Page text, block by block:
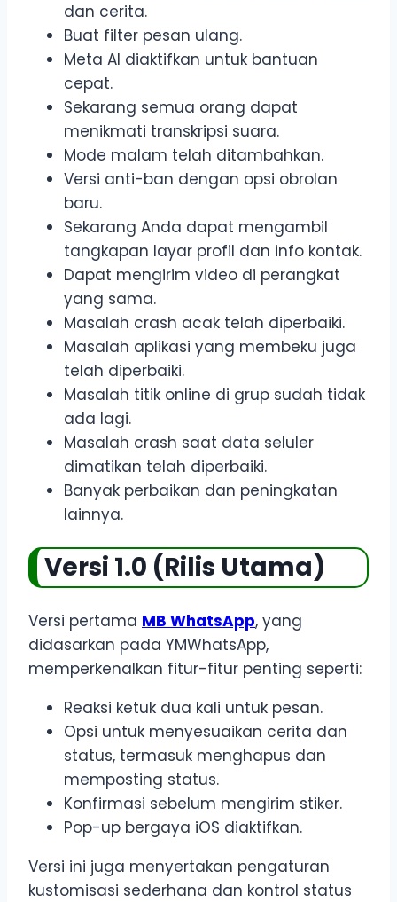
dan cerita.
Buat filter pesan ulang.
Meta AI diaktifkan untuk bantuan
cepat.
Sekarang semua orang dapat
menikmati transkripsi suara.
Mode malam telah ditambahkan.
Versi anti-ban dengan opsi obrolan
baru.
Sekarang Anda dapat mengambil
tangkapan layar profil dan info kontak.
Dapat mengirim video di perangkat
yang sama.
Masalah crash acak telah diperbaiki.
Masalah aplikasi yang membeku juga
telah diperbaiki.
Masalah titik online di grup sudah tidak
ada lagi.
Masalah crash saat data seluler
dimatikan telah diperbaiki.
Banyak perbaikan dan peningkatan
lainnya.
Versi 1.0 (Rilis Utama)
Versi pertama MB WhatsApp, yang
didasarkan pada YMWhatsApp,
memperkenalkan fitur-fitur penting seperti:
Reaksi ketuk dua kali untuk pesan.
Opsi untuk menyesuaikan cerita dan
status, termasuk menghapus dan
memposting status.
Konfirmasi sebelum mengirim stiker.
Pop-up bergaya iOS diaktifkan.
Versi ini juga menyertakan pengaturan
kustomisasi sederhana dan kontrol status